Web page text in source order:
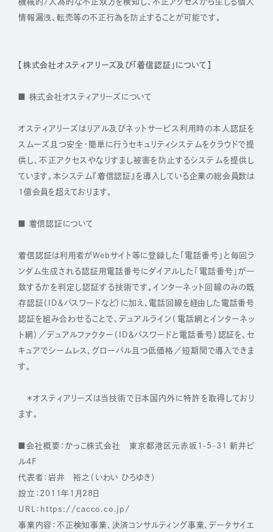
機械的/人為的な不正双方を検知し、不正アクセスから生じる個人
情報漏洩、転売等の不正行為を防止することが可能です。
【株式会社オスティアリーズ及び「着信認証」について】
■ 株式会社オスティアリーズについて
オスティアリーズはリアル及びネットサービス利用時の本人認証を
スムーズ且つ安全・簡単に行うセキュリティシステムをクラウドで提
供し、不正アクセスやなりすまし被害を防止するシステムを提供し
ています。本システム『着信認証』を導入している企業の総会員数は
1億会員を超えております。
■ 着信認証について
着信認証は利用者がWebサイト等に登録した「電話番号」と毎回ラ
ンダム生成される認証用電話番号にダイアルした「電話番号」が一
致するかを判定し認証する技術です。インターネット回線のみの既
存認証（ID＆パスワードなど）に加え、電話回線を経由した電話番号
認証を組み合わせることで、デュアルライン（電話網とインターネッ
ト網）／デュアルファクター（ID＆パスワードと電話番号）認証を、セ
キュアでシームレス、グローバル且つ低価格／短期間で導入できま
す。
＊オスティアリーズは当技術で日本国内外に特許を取得しており
ます。
■会社概要：かっこ株式会社 東京都港区元赤坂1-5-31 新井ビ
ル4F
代表者：岩井 裕之（いわい ひろゆき）
設立：2011年1月28日
URL：https://cacco.co.jp/
事業内容：不正検知事業、決済コンサルティング事業、データサイエ